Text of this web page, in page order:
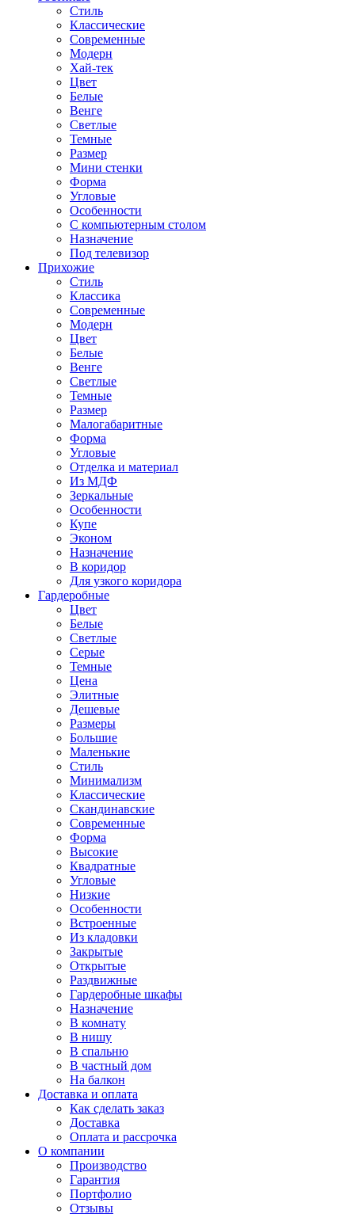
Стиль
Классические
Современные
Модерн
Хай-тек
Цвет
Белые
Венге
Светлые
Темные
Размер
Мини стенки
Форма
Угловые
Особенности
С компьютерным столом
Назначение
Под телевизор
Прихожие
Стиль
Классика
Современные
Модерн
Цвет
Белые
Венге
Светлые
Темные
Размер
Малогабаритные
Форма
Угловые
Отделка и материал
Из МДФ
Зеркальные
Особенности
Купе
Эконом
Назначение
В коридор
Для узкого коридора
Гардеробные
Цвет
Белые
Светлые
Серые
Темные
Цена
Элитные
Дешевые
Размеры
Большие
Маленькие
Стиль
Минимализм
Классические
Скандинавские
Современные
Форма
Высокие
Квадратные
Угловые
Низкие
Особенности
Встроенные
Из кладовки
Закрытые
Открытые
Раздвижные
Гардеробные шкафы
Назначение
В комнату
В нишу
В спальню
В частный дом
На балкон
Доставка и оплата
Как сделать заказ
Доставка
Оплата и рассрочка
О компании
Производство
Гарантия
Портфолио
Отзывы